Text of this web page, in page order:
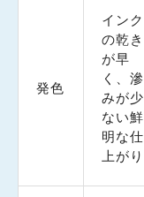
発色
インク
の乾き
が早
く、滲
みが少
ない鮮
明な仕
上がり